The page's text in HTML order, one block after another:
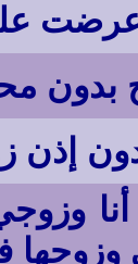
علي
بدون
إذن
أنا